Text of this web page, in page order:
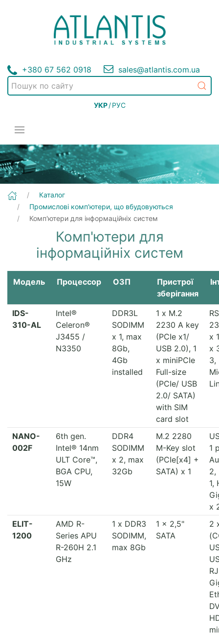
+380 67 562 0918 sales@atlantis.com.ua
УКР / РУС
Каталог
Промислові комп'ютери, що вбудовуються
Комп'ютери для інформаційніх систем
Комп'ютери для
інформаційніх систем
Модель Процессор ОЗП
Пристрої
зберігання
IDS-
310-AL
Intel®
Celeron®
J3455 /
N3350
DDR3L
SODIMM
x 1, max
8Gb,
4Gb
installed
1 x M.2
2230 A key
(PCIe x1/
USB 2.0), 1
x miniPCIe
Full-size
(PCIe/ USB
2.0/ SATA)
with SIM
card slot
x
x
3,
NANO-
002F
6th gen.
Intel® 14nm
ULT Core™,
BGA CPU,
15W
DDR4
SODIMM
x 2, max
32Gb
M.2 2280
M-Key slot
(PCIe[x4] +
SATA) x 1
1
2,
1,
x
ELIT-
1200
AMD R-
Series APU
R-260H 2.1
GHz
1 x DDR3
SODIMM,
max 8Gb
1 x 2,5"
SATA
2